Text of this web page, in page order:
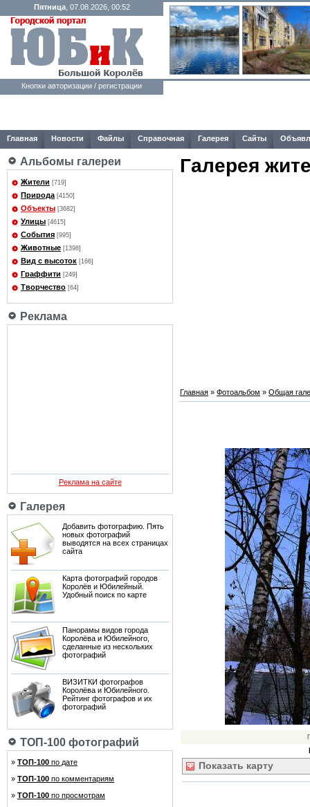
Пятница, 07.08.2026, 00:52
Кнопки авторизации / регистрации
Главная Новости Файлы Справочная Галерея Сайты
Альбомы галереи
Жители [719]
Природа [4150]
Объекты [3682]
Улицы [4615]
События [995]
Животные [1398]
Вид с высоток [166]
Граффити [249]
Творчество [64]
Реклама
Реклама на сайте
Галерея
Добавить фотографию. Пять
новых фотографий
выводятся на всех страницах
сайта
Карта фотографий городов
Королёв и Юбилейный.
Удобный поиск по карте
Панорамы видов города
Королёва и Юбилейного,
сделанные из нескольких
фотографий
ВИЗИТКИ фотографов
Королёва и Юбилейного.
Рейтинг фотографов и их
фотографий
ТОП-100 фотографий
» ТОП-100 по дате
» ТОП-100 по комментариям
» ТОП-100 по просмотрам
Галерея
Главная » Фотоальбом » Общая
Показать карту